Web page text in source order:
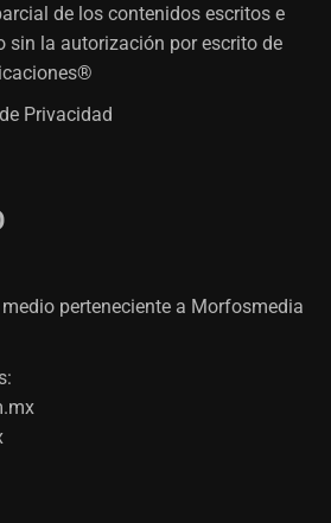
de los contenidos escritos e
sin la autorización por escrito de
Privacidad
perteneciente a Morfosmedia